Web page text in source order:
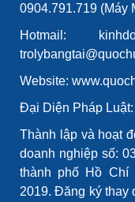
0904.791.719 (Máy
Hotmail:
Website:
Đại Diện Pháp
Thành lập và hoạt
doanh nghiệp số:
thành phố Hồ Chí
2019. Đăng ký thay